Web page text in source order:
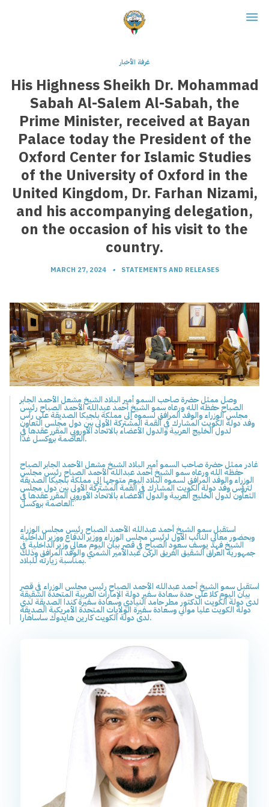
غرفة الأخبار
His Highness Sheikh Dr. Mohammad
Sabah Al-Salem Al-Sabah, the
Prime Minister, received at Bayan
Palace today the President of the
Oxford Center for Islamic Studies
of the University of Oxford in the
United Kingdom, Dr. Farhan Nizami,
and his accompanying delegation,
on the occasion of his visit to the
country.
MARCH 27, 2024 • STATEMENTS AND RELEASES
وصل ممثل حضرة صاحب السمو أمير البلاد الشيخ مشعل الأحمد الجابر
الصباح حفظه الله ورعاه سمو الشيخ أحمد عبدالله الأحمد الصباح رئيس
مجلس الوزراء والوفد المرافق لسموه إلى مملكة بلجيكا الصديقة على رأس
وفد دولة الكويت المشارك في القمة المشتركة الأولى بين دول مجلس التعاون
لدول الخليج العربية والدول الأعضاء بالاتحاد الأوروبي المقرر عقدها في
العاصمة بروكسل غدا.
غادر ممثل حضرة صاحب السمو أمير البلاد الشيخ مشعل الأحمد الجابر الصباح
حفظه الله ورعاه سمو الشيخ أحمد عبدالله الأحمد الصباح رئيس مجلس
الوزراء والوفد المرافق لسموه البلاد اليوم متوجها إلى مملكة بلجيكا الصديقة
لترؤس وفد دولة الكويت المشارك في القمة المشتركة الأولى بين دول مجلس
التعاون لدول الخليج العربية والدول الأعضاء بالاتحاد الأوروبي المقرر عقدها في
العاصمة بروكسل.
استقبل سمو الشيخ أحمد عبدالله الأحمد الصباح رئيس مجلس الوزراء
وبحضور معالي النائب الأول لرئيس مجلس الوزراء ووزير الدفاع ووزير الداخلية
الشيخ فهد يوسف سعود الصباح في قصر بيان اليوم معالي وزير الداخلية في
جمهورية العراق الشقيق الفريق الركن عبدالأمير الشمري والوفد المرافق وذلك
بمناسبة زيارته للبلاد.
استقبل سمو الشيخ أحمد عبدالله الأحمد الصباح رئيس مجلس الوزراء في قصر
بيان اليوم كلا على حدة سعادة سفير دولة الإمارات العربية المتحدة الشقيقة
لدى دولة الكويت الدكتور مطر حامد النيادي وسعادة سفيرة كندا الصديقة لدى
دولة الكويت عليا مواني وسعادة سفيرة الولايات المتحدة الأمريكية الصديقة
لدى دولة الكويت كارين هايدوك ساساهارا.